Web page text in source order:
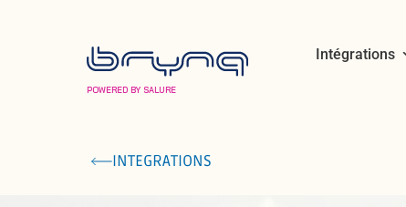
POWERED BY SALURE
Intégrations
INTEGRATIONS